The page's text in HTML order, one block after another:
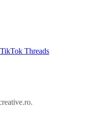
TikTok Threads
.